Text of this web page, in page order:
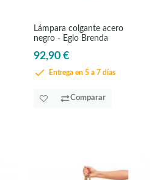
Lámpara colgante acero
negro - Eglo Brenda
92,90 €
Entrega en 5 a 7 días
Comparar